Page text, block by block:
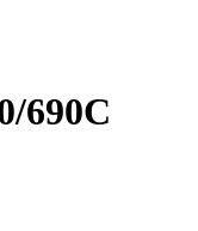
690C